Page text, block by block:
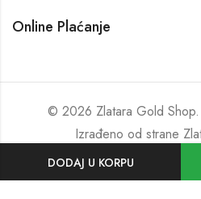
DODAJ U KORPU
Online Plaćanje
© 2026 Zlatara Gold Shop.
Izrađeno od strane